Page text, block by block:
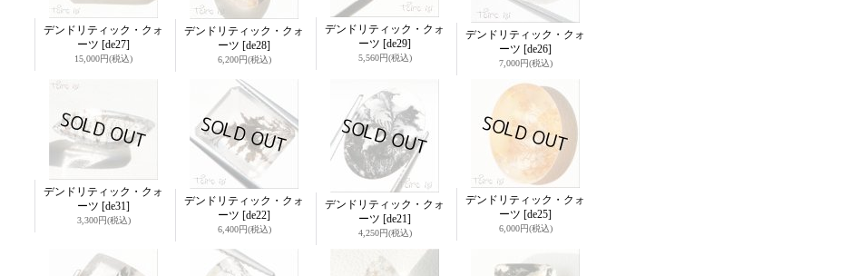
デンドリティック・クォ
ーツ [de27]
15,000円(税込)
デンドリティック・クォ
ーツ [de28]
6,200円(税込)
デンドリティック・クォ
ーツ [de29]
5,560円(税込)
デンドリティック・クォ
ーツ [de26]
7,000円(税込)
デンドリティック・クォ
ーツ [de31]
3,300円(税込)
デンドリティック・クォ
ーツ [de22]
6,400円(税込)
デンドリティック・クォ
ーツ [de21]
4,250円(税込)
デンドリティック・クォ
ーツ [de25]
6,000円(税込)